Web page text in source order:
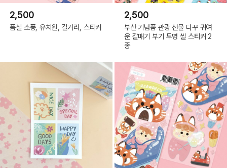
2,500
폼실 소풍, 유치원, 길거리, 스티커
2,500
부산 기념품 관광 선물 다꾸 귀여
운 갈매기 부기 투명 씰 스티커 2
종